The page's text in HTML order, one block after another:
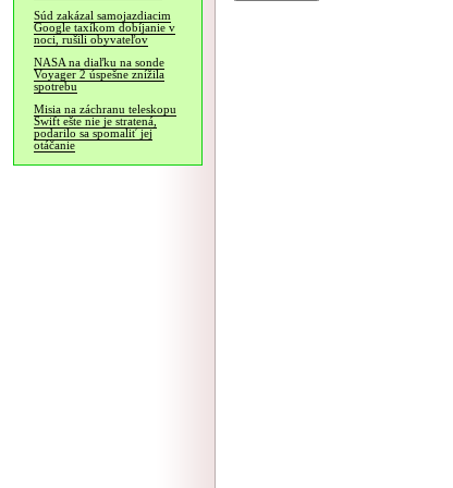
Súd zakázal samojazdiacim
Google taxíkom dobíjanie v
noci, rušili obyvateľov
NASA na diaľku na sonde
Voyager 2 úspešne znížila
spotrebu
Misia na záchranu teleskopu
Swift ešte nie je stratená,
podarilo sa spomaliť jej
otáčanie